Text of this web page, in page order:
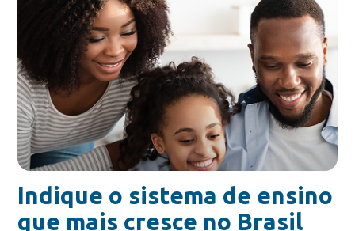
Indique o sistema de ensino
que mais cresce no Brasil